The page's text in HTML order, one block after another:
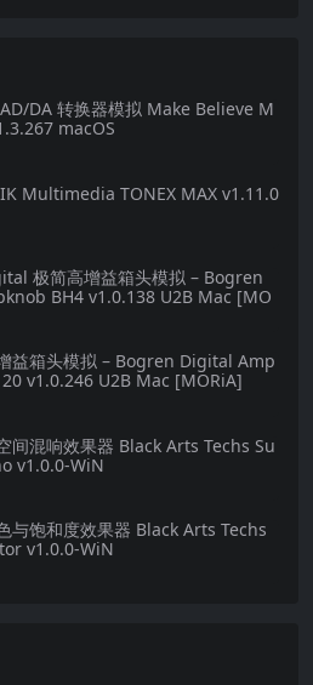
DA 转换器模拟 Make Believe M
macOS
Multimedia TONEX MAX v1.11.0
极简高增益箱头模拟 – Bogren
BH4 v1.0.138 U2B Mac [MO
益箱头模拟 – Bogren Digital Amp
v1.0.246 U2B Mac [MORiA]
间混响效果器 Black Arts Techs Su
v1.0.0-WiN
与饱和度效果器 Black Arts Techs
v1.0.0-WiN